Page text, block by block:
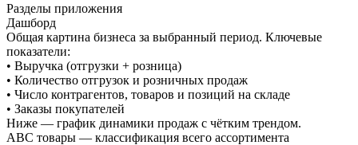
Разделы приложения
Дашборд
Общая картина бизнеса за выбранный период. Ключевые
показатели:
• Выручка (отгрузки + розница)
• Количество отгрузок и розничных продаж
• Число контрагентов, товаров и позиций на складе
• Заказы покупателей
Ниже — график динамики продаж с чётким трендом.
ABC товары — классификация всего ассортимента